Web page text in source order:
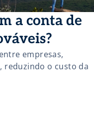
a conta de
empresas,
reduzindo o custo da